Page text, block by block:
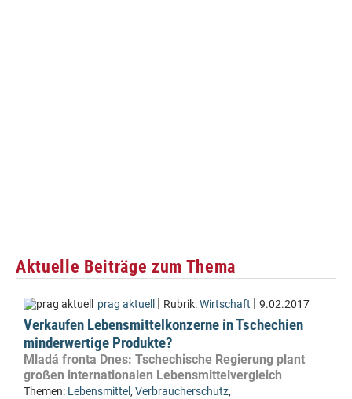
Aktuelle Beiträge zum Thema
prag aktuell | Rubrik:Wirtschaft | 9.02.2017
Verkaufen Lebensmittelkonzerne in Tschechien
minderwertige Produkte?
Mladá fronta Dnes: Tschechische Regierung plant
großen internationalen Lebensmittelvergleich
Themen: Lebensmittel, Verbraucherschutz,